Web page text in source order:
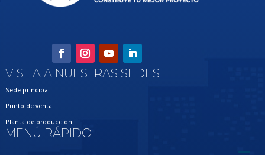
VISITA A NUESTRAS SEDES
Sede principal
Punto de venta
Planta de producción
MENÚ RÁPIDO